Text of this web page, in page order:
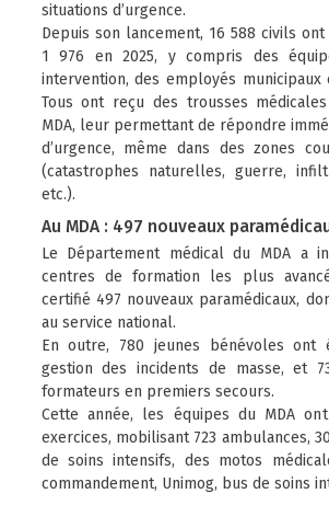
situations d’urgence.
Depuis son lancement, 16 588 civils
1 976 en 2025, y compris des
intervention, des employés municipaux
Tous ont reçu des trousses
MDA, leur permettant de répondre
d’urgence, même dans des zones
(catastrophes naturelles, guerre,
etc.).
Au MDA : 497 nouveaux
Le Département médical du MDA a
centres de formation les plus
certifié 497 nouveaux paramédicaux,
au service national.
En outre, 780 jeunes bénévoles
gestion des incidents de masse, et
formateurs en premiers secours.
Cette année, les équipes du MDA
exercices, mobilisant 723 ambulances,
de soins intensifs, des motos
commandement, Unimog, bus de soins